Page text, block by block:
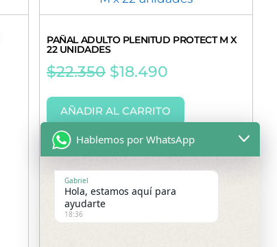
PAÑAL ADULTO PLENITUD PROTECT M X
22 UNIDADES
$22.350 $18.490
AÑADIR AL CARRITO
Hablemos por WhatsApp
Gabriel
Hola, estamos aquí para
ayudarte
18:36